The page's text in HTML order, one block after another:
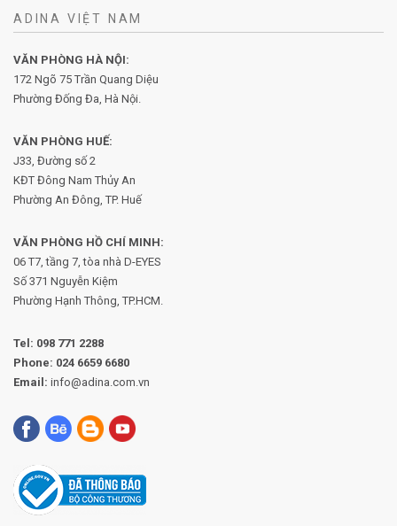
ADINA VIỆT NAM
VĂN PHÒNG HÀ NỘI:
172 Ngõ 75 Trần Quang Diệu
Phường Đống Đa, Hà Nội.
VĂN PHÒNG HUẾ:
J33, Đường số 2
KĐT Đông Nam Thủy An
Phường An Đông, TP. Huế
VĂN PHÒNG HỒ CHÍ MINH:
06 T7, tầng 7, tòa nhà D-EYES
Số 371 Nguyễn Kiệm
Phường Hạnh Thông, TP.HCM.
Tel: 098 771 2288
Phone: 024 6659 6680
Email: info@adina.com.vn